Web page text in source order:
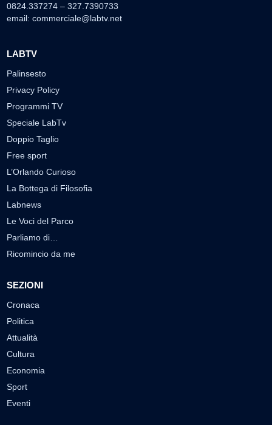
0824.337274 – 327.7390733
email: commerciale@labtv.net
LABTV
Palinsesto
Privacy Policy
Programmi TV
Speciale LabTv
Doppio Taglio
Free sport
L’Orlando Curioso
La Bottega di Filosofia
Labnews
Le Voci del Parco
Parliamo di…
Ricomincio da me
SEZIONI
Cronaca
Politica
Attualità
Cultura
Economia
Sport
Eventi